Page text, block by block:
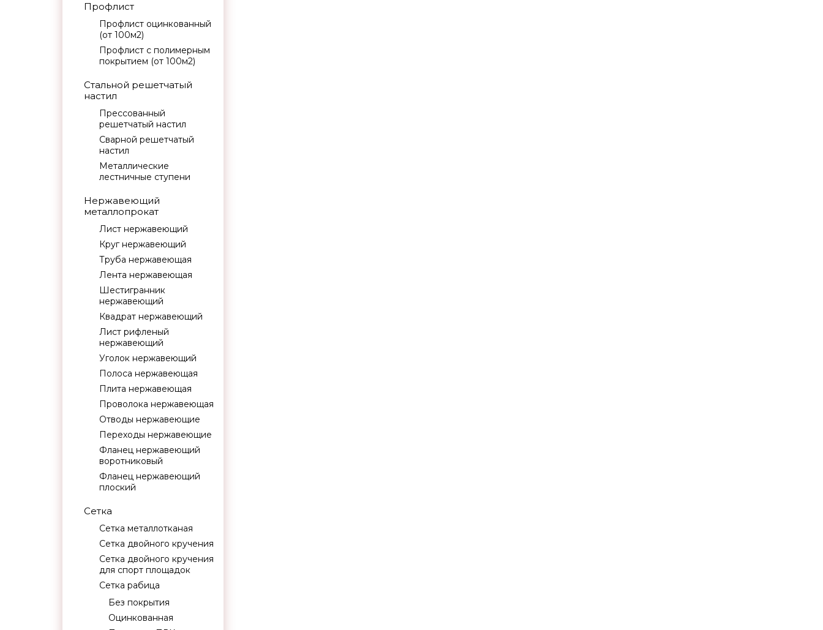
Профлист
Профлист оцинкованный
(от 100м2)
Профлист с полимерным
покрытием (от 100м2)
Стальной решетчатый
настил
Прессованный
решетчатый настил
Сварной решетчатый
настил
Металлические
лестничные ступени
Нержавеющий
металлопрокат
Лист нержавеющий
Круг нержавеющий
Труба нержавеющая
Лента нержавеющая
Шестигранник
нержавеющий
Квадрат нержавеющий
Лист рифленый
нержавеющий
Уголок нержавеющий
Полоса нержавеющая
Плита нержавеющая
Проволока нержавеющая
Отводы нержавеющие
Переходы нержавеющие
Фланец нержавеющий
воротниковый
Фланец нержавеющий
плоский
Сетка
Сетка металлотканая
Сетка двойного кручения
Сетка двойного кручения
для спорт площадок
Сетка рабица
Без покрытия
Оцинкованная